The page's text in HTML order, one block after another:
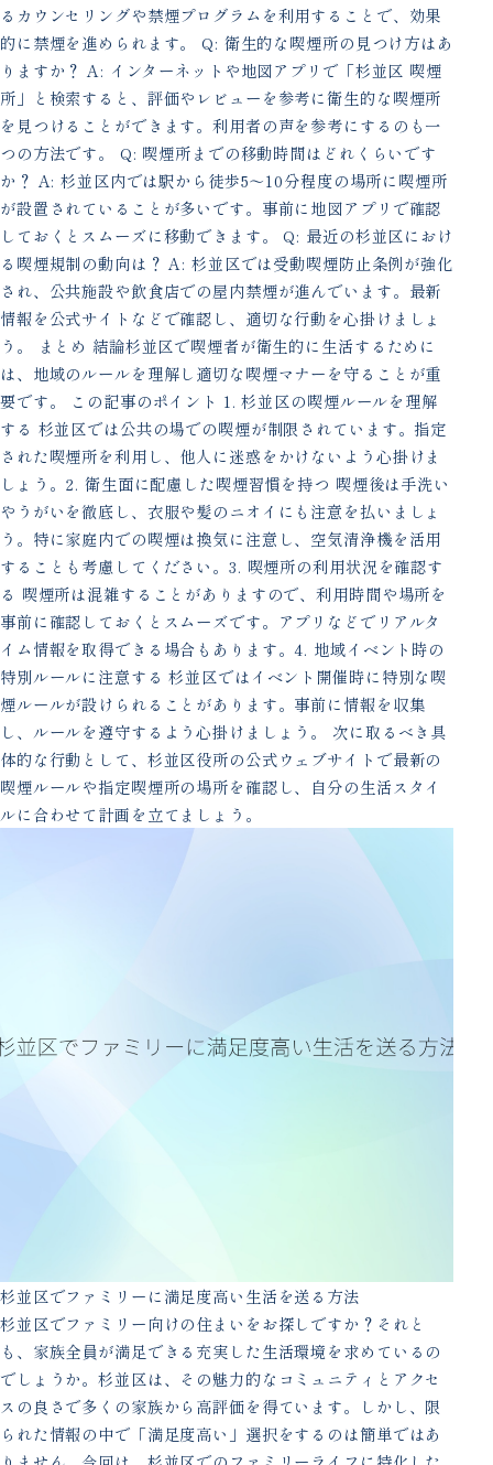
るカウンセリングや禁煙プログラムを利用することで、効果
的に禁煙を進められます。 Q: 衛生的な喫煙所の見つけ方はあ
りますか？ A: インターネットや地図アプリで「杉並区 喫煙
所」と検索すると、評価やレビューを参考に衛生的な喫煙所
を見つけることができます。利用者の声を参考にするのも一
つの方法です。 Q: 喫煙所までの移動時間はどれくらいです
か？ A: 杉並区内では駅から徒歩5〜10分程度の場所に喫煙所
が設置されていることが多いです。事前に地図アプリで確認
しておくとスムーズに移動できます。 Q: 最近の杉並区におけ
る喫煙規制の動向は？ A: 杉並区では受動喫煙防止条例が強化
され、公共施設や飲食店での屋内禁煙が進んでいます。最新
情報を公式サイトなどで確認し、適切な行動を心掛けましょ
う。 まとめ 結論杉並区で喫煙者が衛生的に生活するために
は、地域のルールを理解し適切な喫煙マナーを守ることが重
要です。 この記事のポイント 1. 杉並区の喫煙ルールを理解
する 杉並区では公共の場での喫煙が制限されています。指定
された喫煙所を利用し、他人に迷惑をかけないよう心掛けま
しょう。2. 衛生面に配慮した喫煙習慣を持つ 喫煙後は手洗い
やうがいを徹底し、衣服や髪のニオイにも注意を払いましょ
う。特に家庭内での喫煙は換気に注意し、空気清浄機を活用
することも考慮してください。3. 喫煙所の利用状況を確認す
る 喫煙所は混雑することがありますので、利用時間や場所を
事前に確認しておくとスムーズです。アプリなどでリアルタ
イム情報を取得できる場合もあります。4. 地域イベント時の
特別ルールに注意する 杉並区ではイベント開催時に特別な喫
煙ルールが設けられることがあります。事前に情報を収集
し、ルールを遵守するよう心掛けましょう。 次に取るべき具
体的な行動として、杉並区役所の公式ウェブサイトで最新の
喫煙ルールや指定喫煙所の場所を確認し、自分の生活スタイ
ルに合わせて計画を立てましょう。
杉並区でファミリーに満足度高い生活を送る方法
杉並区でファミリー向けの住まいをお探しですか？それと
も、家族全員が満足できる充実した生活環境を求めているの
でしょうか。杉並区は、その魅力的なコミュニティとアクセ
スの良さで多くの家族から高評価を得ています。しかし、限
られた情報の中で「満足度高い」選択をするのは簡単ではあ